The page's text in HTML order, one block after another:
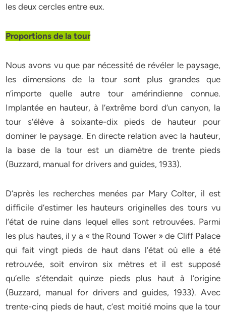
les deux cercles entre eux.
Proportions de la tour
Nous avons vu que par nécessité de révéler le paysage,
les dimensions de la tour sont plus grandes que
n’importe quelle autre tour amérindienne connue.
Implantée en hauteur, à l’extrême bord d’un canyon, la
tour s’élève à soixante-dix pieds de hauteur pour
dominer le paysage. En directe relation avec la hauteur,
la base de la tour est un diamètre de trente pieds
(Buzzard, manual for drivers and guides, 1933).
D’après les recherches menées par Mary Colter, il est
difficile d’estimer les hauteurs originelles des tours vu
l’état de ruine dans lequel elles sont retrouvées. Parmi
les plus hautes, il y a « the Round Tower » de Cliff Palace
qui fait vingt pieds de haut dans l’état où elle a été
retrouvée, soit environ six mètres et il est supposé
qu’elle s’étendait quinze pieds plus haut à l’origine
(Buzzard, manual for drivers and guides, 1933). Avec
trente-cinq pieds de haut, c’est moitié moins que la tour